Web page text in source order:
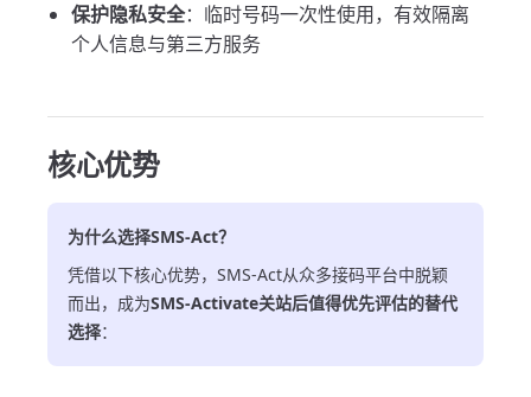
保护隐私安全：临时号码一次性使用，有效隔离
个人信息与第三方服务
核心优势
为什么选择SMS-Act？
凭借以下核心优势，SMS-Act从众多接码平台中脱颖
而出，成为SMS-Activate关站后值得优先评估的替代
选择：